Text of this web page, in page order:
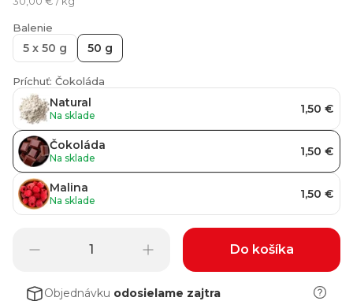
Balenie
5 x 50 g 50 g
Príchuť: Čokoláda
Natural
Na sklade 1,50 €
Čokoláda
Na sklade 1,50 €
Malina
Na sklade 1,50 €
Do košíka
Objednávku odosielame zajtra